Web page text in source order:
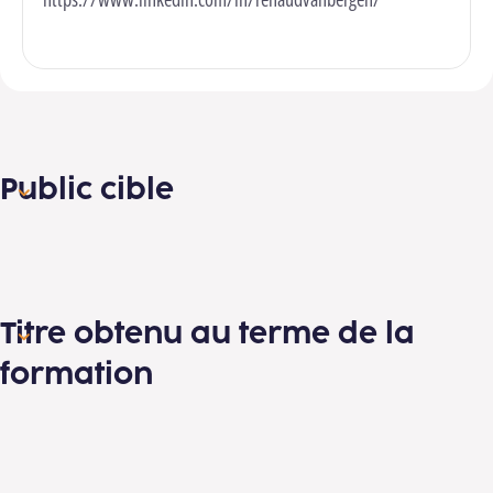
Public cible
Titre obtenu au terme de la
formation